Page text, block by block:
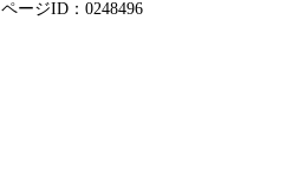
ページID：0248496